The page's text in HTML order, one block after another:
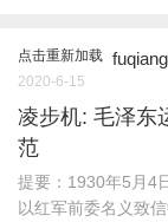
点击重新加载
2020-6-15
凌步机: 毛泽东
范
提要：1930年5月4
以红军前委名义致